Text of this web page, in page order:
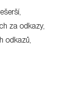
za odkazy,
odkazů,